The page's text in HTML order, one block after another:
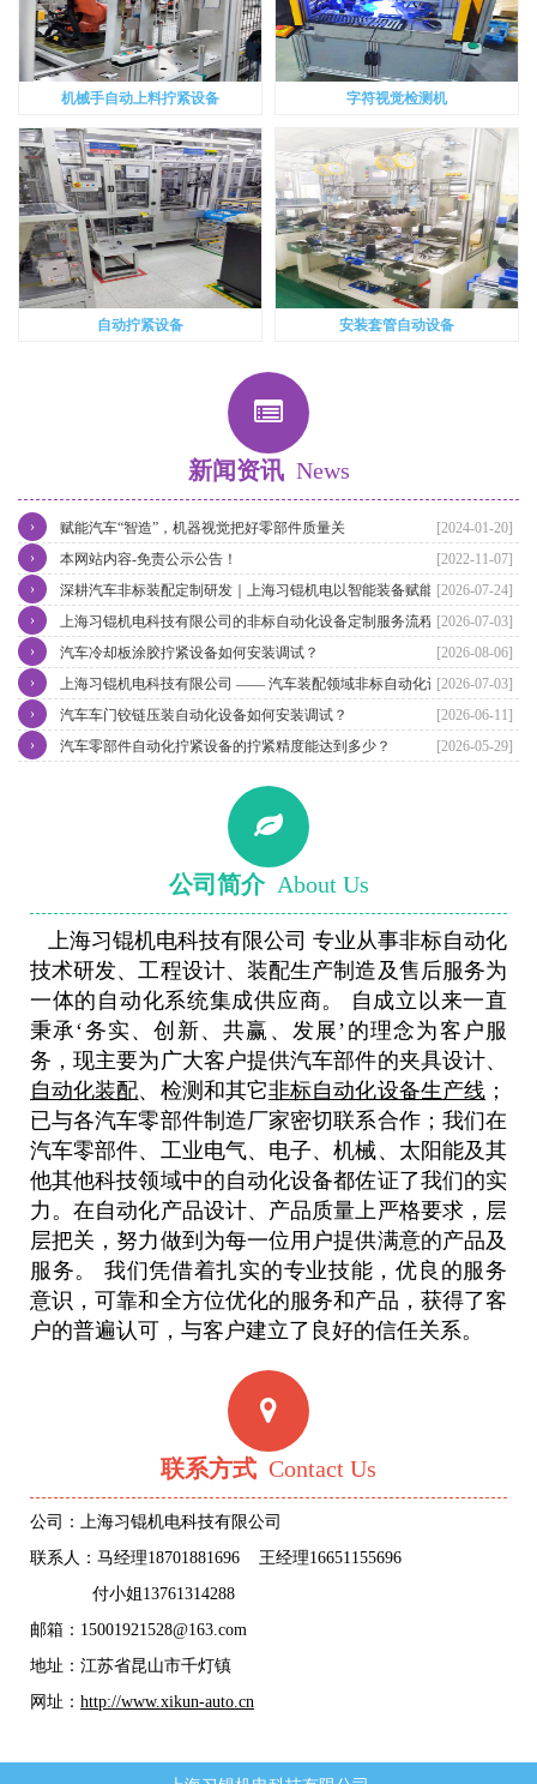
机械手自动上料拧紧设备 字符视觉检测机
自动拧紧设备 安装套管自动设备
新闻资讯 News
[2024-01-20]
赋能汽车“智造”，机器视觉把好零部件质量关
›
[2022-11-07]
本网站内容-免责公示公告！
›
[2026-07-24]
深耕汽车非标装配定制研发｜上海习锟机电以智能装备赋能汽车零部
件智造升级
›
[2026-07-03]
上海习锟机电科技有限公司的非标自动化设备定制服务流程是怎样
的？
›
[2026-08-06]
汽车冷却板涂胶拧紧设备如何安装调试？
›
[2026-07-03]
上海习锟机电科技有限公司 —— 汽车装配领域非标自动化设备定制
核心优势
›
[2026-06-11]
汽车车门铰链压装自动化设备如何安装调试？
›
[2026-05-29]
汽车零部件自动化拧紧设备的拧紧精度能达到多少？
›
公司简介 About Us
上海习锟机电科技有限公司 专业从事非标自动化
技术研发、工程设计、装配生产制造及售后服务为
一体的自动化系统集成供应商。 自成立以来一直
秉承‘务实、创新、共赢、发展’的理念为客户服
务，现主要为广大客户提供汽车部件的夹具设计、
自动化装配、检测和其它非标自动化设备生产线 ；
已与各汽车零部件制造厂家密切联系合作；我们在
汽车零部件、工业电气、电子、机械、太阳能及其
他其他科技领域中的自动化设备都佐证了我们的实
力。在自动化产品设计、产品质量上严格要求，层
层把关，努力做到为每一位用户提供满意的产品及
服务。 我们凭借着扎实的专业技能，优良的服务
意识，可靠和全方位优化的服务和产品，获得了客
户的普遍认可，与客户建立了良好的信任关系。
联系方式 Contact Us
公司：上海习锟机电科技有限公司
联系人：马经理18701881696 王经理16651155696
付小姐13761314288
邮箱：15001921528@163.com
地址：江苏省昆山市千灯镇
网址： http://www.xikun-auto.cn